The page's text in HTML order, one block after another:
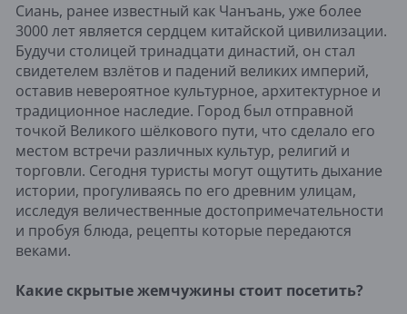
Сиань, ранее известный как Чанъань, уже более
3000 лет является сердцем китайской цивилизации.
Будучи столицей тринадцати династий, он стал
свидетелем взлётов и падений великих империй,
оставив невероятное культурное, архитектурное и
традиционное наследие. Город был отправной
точкой Великого шёлкового пути, что сделало его
местом встречи различных культур, религий и
торговли. Сегодня туристы могут ощутить дыхание
истории, прогуливаясь по его древним улицам,
исследуя величественные достопримечательности
и пробуя блюда, рецепты которые передаются
веками.
Какие скрытые жемчужины стоит посетить?